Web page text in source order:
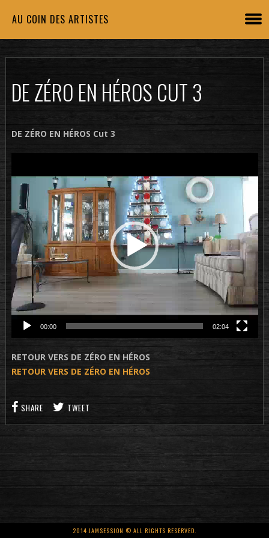
AU COIN DES ARTISTES
DE ZÉRO EN HÉROS CUT 3
DE ZÉRO EN HÉROS Cut 3
vidéo
00:00 02:04
RETOUR VERS DE ZÉRO EN HÉROS
RETOUR VERS DE ZÉRO EN HÉROS
SHARE TWEET
2014 JAMSESSION © ALL RIGHTS RESERVED.